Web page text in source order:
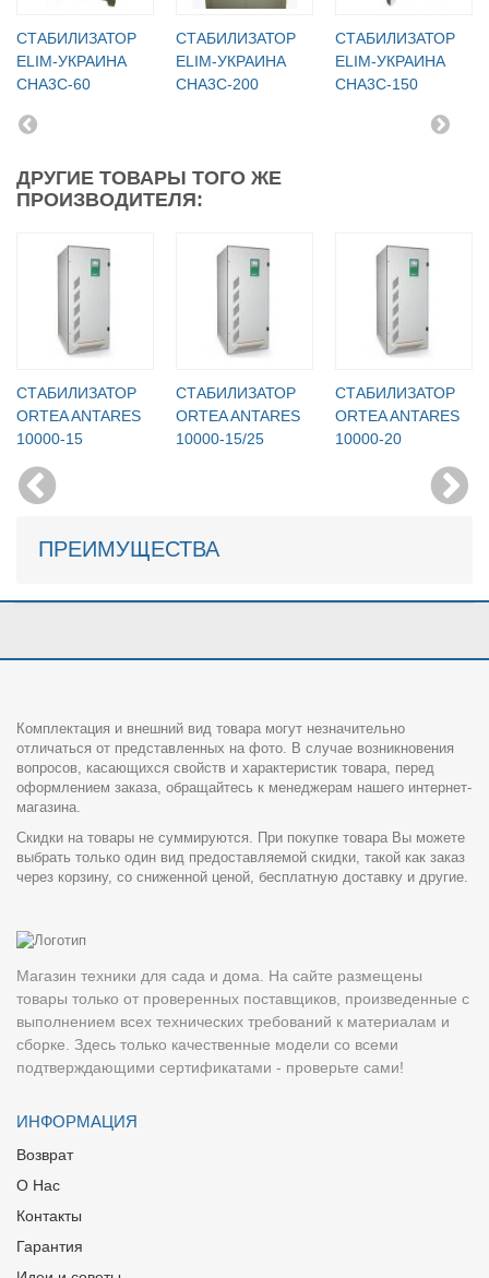
СТАБИЛИЗАТОР
ELIM-УКРАИНА
СНА3С-60
СТАБИЛИЗАТОР
ELIM-УКРАИНА
СНА3С-200
СТАБИЛИЗАТОР
ELIM-УКРАИНА
СНА3С-150
ДРУГИЕ ТОВАРЫ ТОГО ЖЕ
ПРОИЗВОДИТЕЛЯ:
СТАБИЛИЗАТОР
ORTEA ANTARES
10000-15
СТАБИЛИЗАТОР
ORTEA ANTARES
10000-15/25
СТАБИЛИЗАТОР
ORTEA ANTARES
10000-20
ПРЕИМУЩЕСТВА
Комплектация и внешний вид товара могут незначительно
отличаться от представленных на фото. В случае возникновения
вопросов, касающихся свойств и характеристик товара, перед
оформлением заказа, обращайтесь к менеджерам нашего интернет-
магазина.
Скидки на товары не суммируются. При покупке товара Вы можете
выбрать только один вид предоставляемой скидки, такой как заказ
через корзину, со сниженной ценой, бесплатную доставку и другие.
Магазин техники для сада и дома. На сайте размещены
товары только от проверенных поставщиков, произведенные с
выполнением всех технических требований к материалам и
сборке. Здесь только качественные модели со всеми
подтверждающими сертификатами - проверьте сами!
ИНФОРМАЦИЯ
Возврат
О Нас
Контакты
Гарантия